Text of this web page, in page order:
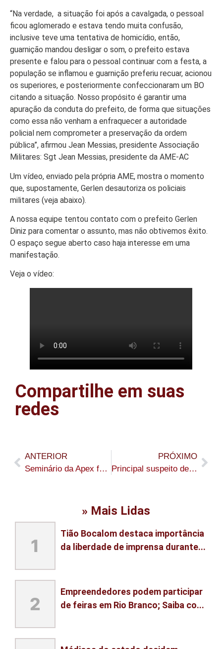
Portal Acre
Expediente
Política de
privacidade
Fale com
Portal Acre
“Na verdade, a situação foi após a cavalgada, o pessoal
ficou aglomerado e estava tendo muita confusão,
inclusive teve uma tentativa de homicídio, então,
guarnição mandou desligar o som, o prefeito estava
presente e falou para o pessoal continuar com a festa, a
população se inflamou e guarnição preferiu recuar, acionou
os superiores, e posteriormente confeccionaram um BO
citando a situação. Nosso propósito é garantir uma
apuração da conduta do prefeito, de forma que situações
como essa não venham a enfraquecer a autoridade
policial nem comprometer a preservação da ordem
pública”, afirmou Jean Messias, presidente Associação
Militares: Sgt Jean Messias, presidente da AME-AC
Um vídeo, enviado pela própria AME, mostra o momento
que, supostamente, Gerlen desautoriza os policiais
militares (veja abaixo).
A nossa equipe tentou contato com o prefeito Gerlen
Diniz para comentar o assunto, mas não obtivemos êxito.
O espaço segue aberto caso haja interesse em uma
manifestação.
Veja o vídeo:
Compartilhe em suas
redes
ANTERIOR
Seminário da Apex fortalece potencial de exportação de produtos acreanos
PRÓXIMO
Principal suspeito de matar a esposa, tenente da PM se entrega à DEAM
» Mais Lidas
1
Tião Bocalom destaca importância
da liberdade de imprensa durante...
2
Empreendedores podem participar
de feiras em Rio Branco; Saiba co...